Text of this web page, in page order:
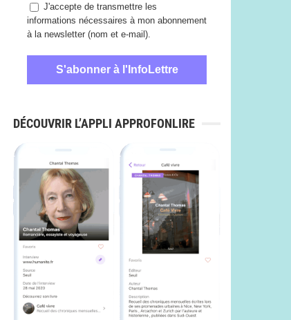
J'accepte de transmettre les
informations nécessaires à mon abonnement
à la newsletter (nom et e-mail).
DÉCOUVRIR L’APPLI APPROFONLIRE